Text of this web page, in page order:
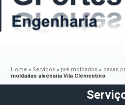
Home » Serviços» pré moldados» casas
moldadas alvenaria Vila Clementino